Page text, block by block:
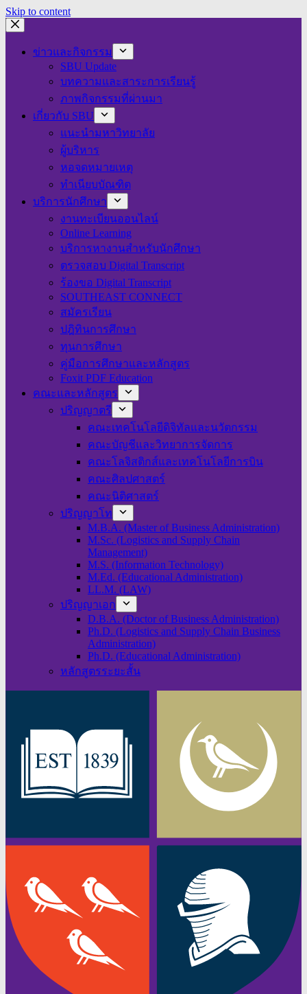
Skip to content
ข่าวและกิจกรรม
SBU Update
บทความและสาระการเรียนรู้
ภาพกิจกรรมที่ผ่านมา
เกี่ยวกับ SBU
แนะนำมหาวิทยาลัย
ผู้บริหาร
หอจดหมายเหตุ
ทำเนียบบัณฑิต
บริการนักศึกษา
งานทะเบียนออนไลน์
Online Learning
บริการหางานสำหรับนักศึกษา
ตรวจสอบ Digital Transcript
ร้องขอ Digital Transcript
SOUTHEAST CONNECT
สมัครเรียน
ปฎิทินการศึกษา
ทุนการศึกษา
คู่มือการศึกษาและหลักสูตร
Foxit PDF Education
คณะและหลักสูตร
ปริญญาตรี
คณะเทคโนโลยีดิจิทัลและนวัตกรรม
คณะบัญชีและวิทยาการจัดการ
คณะโลจิสติกส์และเทคโนโลยีการบิน
คณะศิลปศาสตร์
คณะนิติศาสตร์
ปริญญาโท
M.B.A. (Master of Business Administration)
M.Sc. (Logistics and Supply Chain
Management)
M.S. (Information Technology)
M.Ed. (Educational Administration)
LL.M. (LAW)
ปริญญาเอก
D.B.A. (Doctor of Business Administration)
Ph.D. (Logistics and Supply Chain Business
Administration)
Ph.D. (Educational Administration)
หลักสูตรระยะสั้น